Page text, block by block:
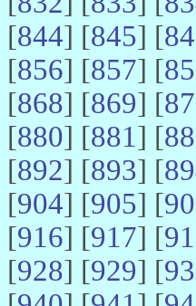
[844] [845] [
[856] [857] [
[868] [869] [
[880] [881] [
[892] [893] [
[904] [905] [
[916] [917] [
[928] [929] [